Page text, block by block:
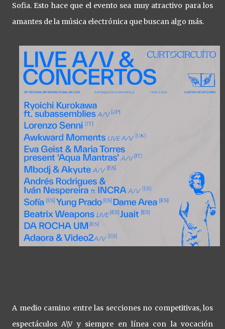
Sofia. Esto hace que el evento sea muy atractivo para los
amantes de la música electrónica que buscan algo más.
A medio camino entre las secciones no competitivas, los
espectáculos A\V y siempre en línea con la vocación